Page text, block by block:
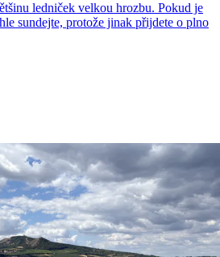
ledniček velkou hrozbu. Pokud je
sundejte, protože jinak přijdete o plno